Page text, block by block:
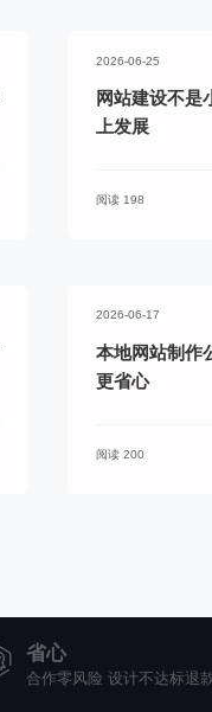
2026-06-25
网站建设不是
上发展
阅读 198
2026-06-17
本地网站制作
更省心
阅读 200
省心
合作零风险 设计不达标退